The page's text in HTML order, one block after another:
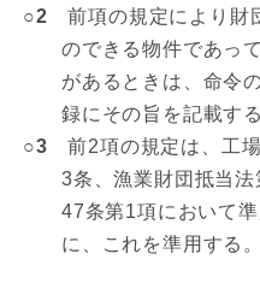
○2 前項の規定により財
のできる物件であっ
があるときは、命令
録にその旨を記載す
○3 前2項の規定は、工
3条、漁業財団抵当
47条第1項において
に、これを準用する。